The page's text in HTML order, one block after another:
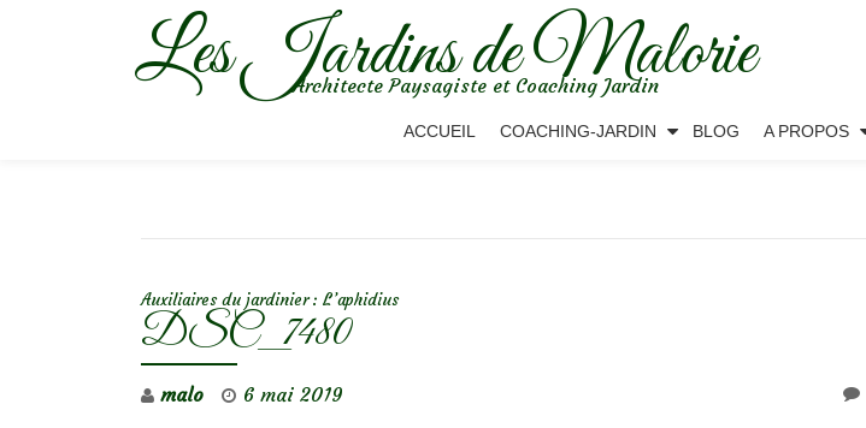
Les Jardins de Malorie
Architecte Paysagiste et Coaching Jardin
ACCUEIL COACHING-JARDIN BLOG A PROPOS
Auxiliaires du jardinier : L’aphidius
DSC_7480
malo 6 mai 2019